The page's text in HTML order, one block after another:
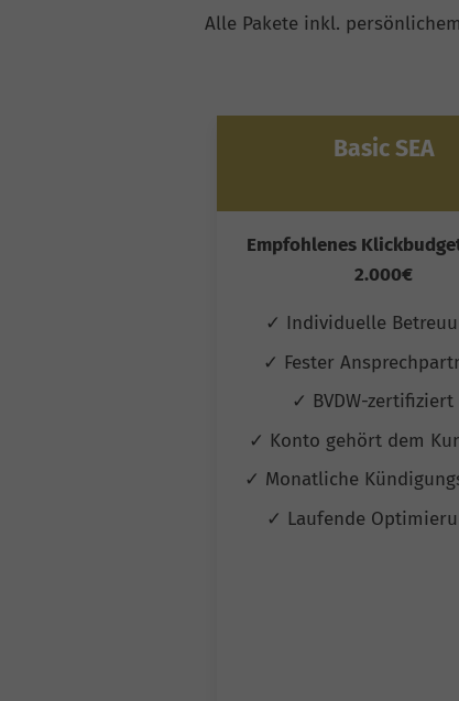
Alle Pakete inkl.
Basic SEA
Empfohlenes
2.000€
✓ Individuelle
✓ Fester
✓ BVDW-zertifiziert
✓ Konto gehört dem
✓ Monatliche
✓ Laufende